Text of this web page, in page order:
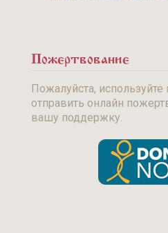
Пожертвование
Пожалуйста,
отправить онлайн
вашу поддержку.